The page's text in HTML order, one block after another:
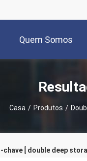
Quem Somos
Casa / Produtos /
chave [ double deep